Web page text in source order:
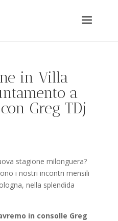
in Villa
a
Greg TDj
stagione milonguera?
i nostri incontri mensili
nella splendida
in consolle Greg